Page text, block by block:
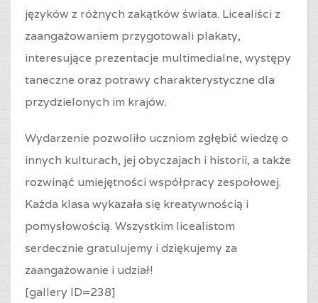
języków z różnych zakątków świata. Licealiści z
zaangażowaniem przygotowali plakaty,
interesujące prezentacje multimedialne, występy
taneczne oraz potrawy charakterystyczne dla
przydzielonych im krajów.
Wydarzenie pozwoliło uczniom zgłębić wiedzę o
innych kulturach, jej obyczajach i historii, a także
rozwinąć umiejętności współpracy zespołowej.
Każda klasa wykazała się kreatywnością i
pomysłowością. Wszystkim licealistom
serdecznie gratulujemy i dziękujemy za
zaangażowanie i udział!
[gallery ID=238]